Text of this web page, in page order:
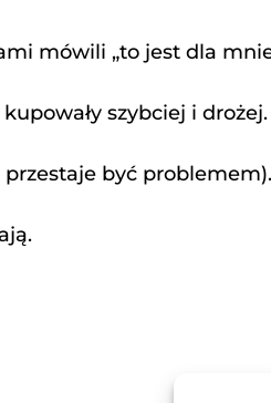
mówili „to jest dla
szybciej i drożej.
być problemem).